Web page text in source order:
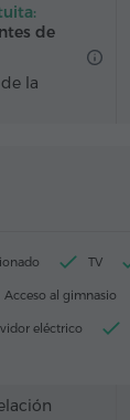
de
la
TV
Acceso al gimnasio
eléctrico